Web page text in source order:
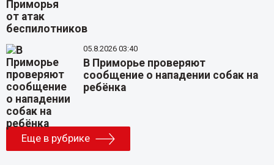
05.8.2026 03:40
В Приморье проверяют
сообщение о нападении собак на
ребёнка
Еще в рубрике